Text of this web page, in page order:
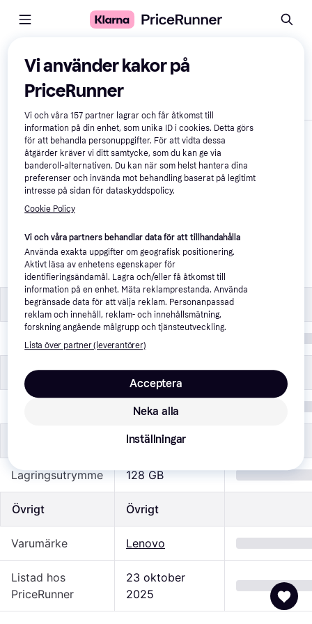
Jämför produkter
Visa endast skillnader
ZAFR Tablet
128GB 11 Inch
Grå
4,0
3 138 kr
Trådlöst Trådlöst
Wi-Fi Ja
Specifikationer Specifikationer
Grå
Lagring
Lagringsutrymme 128 GB
Övrigt Övrigt
Varumärke Lenovo
Listad hos
PriceRunner
23 oktober
2025
Vi använder kakor på
PriceRunner
Vi och våra157 partner lagrar och får åtkomst till
information på din enhet, som unika ID i cookies. Detta görs
för att behandla personuppgifter. För att vidta dessa
åtgärder kräver vi ditt samtycke, som du kan ge via
banderoll-alternativen. Du kan när som helst hantera dina
preferenser och invända mot behandling baserat på legitimt
intresse på sidan för dataskyddspolicy.
Cookie Policy
Vi och våra partners behandlar data för att tillhandahålla
Använda exakta uppgifter om geografisk positionering.
Aktivt läsa av enhetens egenskaper för
identifieringsändamål. Lagra och/eller få åtkomst till
information på en enhet. Mäta reklamprestanda. Använda
begränsade data för att välja reklam. Personanpassad
reklam och innehåll, reklam- och innehållsmätning,
forskning angående målgrupp och tjänsteutveckling.
Lista över partner (leverantörer)
Neka alla
Acceptera
Inställningar